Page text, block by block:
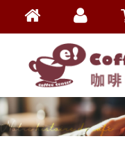
會員登入
忘記密碼
加入會員
VIP登入
VIP申請